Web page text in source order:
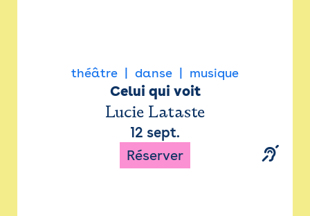
théâtre danse musique
Celui qui voit
Lucie Lataste
12 sept.
Réserver